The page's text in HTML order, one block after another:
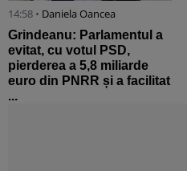
14:58 • Daniela Oancea
Grindeanu: Parlamentul a
evitat, cu votul PSD,
pierderea a 5,8 miliarde
euro din PNRR și a facilitat
...